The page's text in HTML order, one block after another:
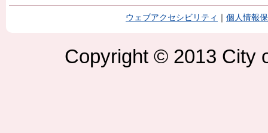
ウェブアクセシビリティ 個人情報
Copyright © 2013 City